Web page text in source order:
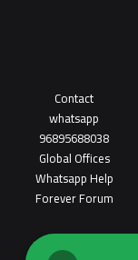
Contact
whatsapp
96895688038
Global Offices
Whatsapp Help
Forever Forum